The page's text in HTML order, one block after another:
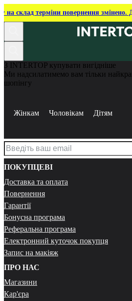
на склад терміни повернення змінено.
З INTERTOP купувати вигідніше
Ми надсилатимемо вам тільки
шопінгу
Жінкам Чоловікам Дітям
ПОКУПЦЕВІ
Доставка та оплата
Повернення
Гарантії
Бонусна програма
Реферальна програма
Електронний куточок покупця
Запис на макіяж
ПРО НАС
Магазини
Кар'єра